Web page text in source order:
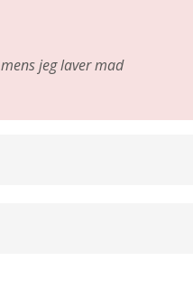
mens jeg laver mad